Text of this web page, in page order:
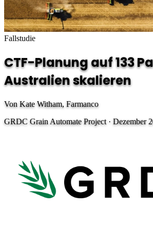
Fallstudie
CTF-Planung auf 133
Australien skalieren
Von Kate Witham, Farmanco
GRDC Grain Automate Project · Dezember